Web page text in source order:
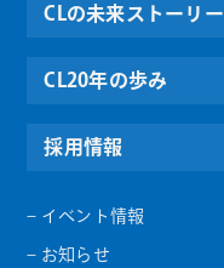
CLの未来ストーリー
CL20年の歩み
採用情報
– イベント情報
– お知らせ